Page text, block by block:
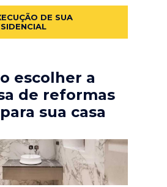
DE SUA
escolher a
de reformas
sua casa